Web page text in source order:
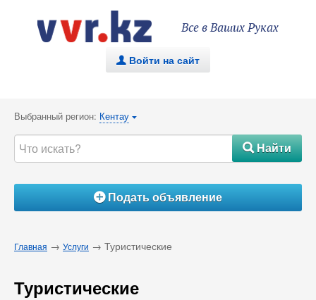
Все в Ваших Руках
. Войти на сайт
Выбранный регион: Кентау {
#Найти
ÁПодать объявление
Главная → Услуги → Туристические
Туристические